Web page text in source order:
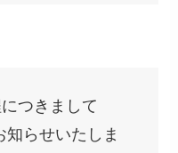
つきまして
らせいたしま